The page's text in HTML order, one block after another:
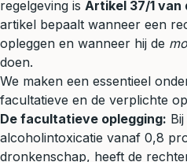
regelgeving is Artikel 37/1
artikel bepaalt wanneer een
opleggen en wanneer hij de
doen.
We maken een essentieel
facultatieve en de verplichte
De facultatieve oplegging:
alcoholintoxicatie vanaf 0,8
dronkenschap, heeft de